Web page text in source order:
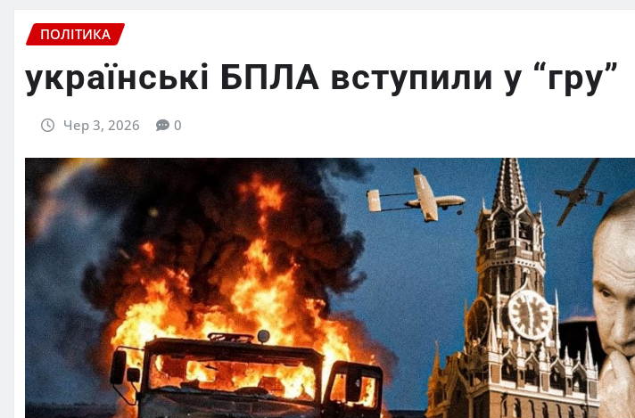
ПОЛІТИКА
українські БПЛА вступили у “гру”
Чер 3, 2026 0